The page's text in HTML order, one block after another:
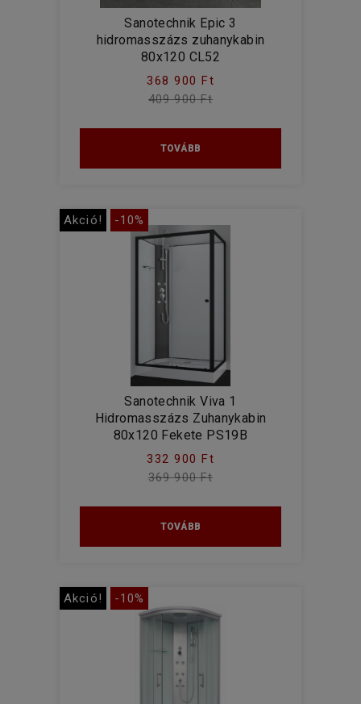
Sanotechnik Epic 3
hidromasszázs zuhanykabin
80x120 CL52
368 900 Ft
409 900 Ft
TOVÁBB
Akció! -10%
Sanotechnik Viva 1
Hidromasszázs Zuhanykabin
80x120 Fekete PS19B
332 900 Ft
369 900 Ft
TOVÁBB
Akció! -10%